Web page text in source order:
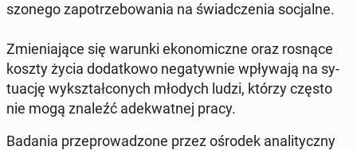
szo­ne­go za­po­trze­bo­wa­nia na świad­cze­nia so­cjal­ne.
Zmie­nia­ją­ce się warunki eko­no­micz­ne oraz rosnące
koszty życia do­dat­ko­wo ne­ga­tyw­nie wpły­wa­ją na sy­
tu­ację wy­kształ­co­nych młodych ludzi, którzy często
nie mogą znaleźć ade­kwat­nej pracy.
Badania prze­pro­wa­dzo­ne przez ośrodek ana­li­tycz­ny